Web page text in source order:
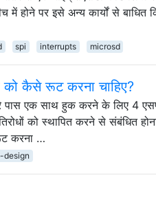
में होने पर इसे अन्य कार्यों से
spi interrupts microsd
को कैसे रूट करना चाहिए?
पास एक साथ हुक करने के लिए 4
को स्थापित करने से संबंधित
करना …
design